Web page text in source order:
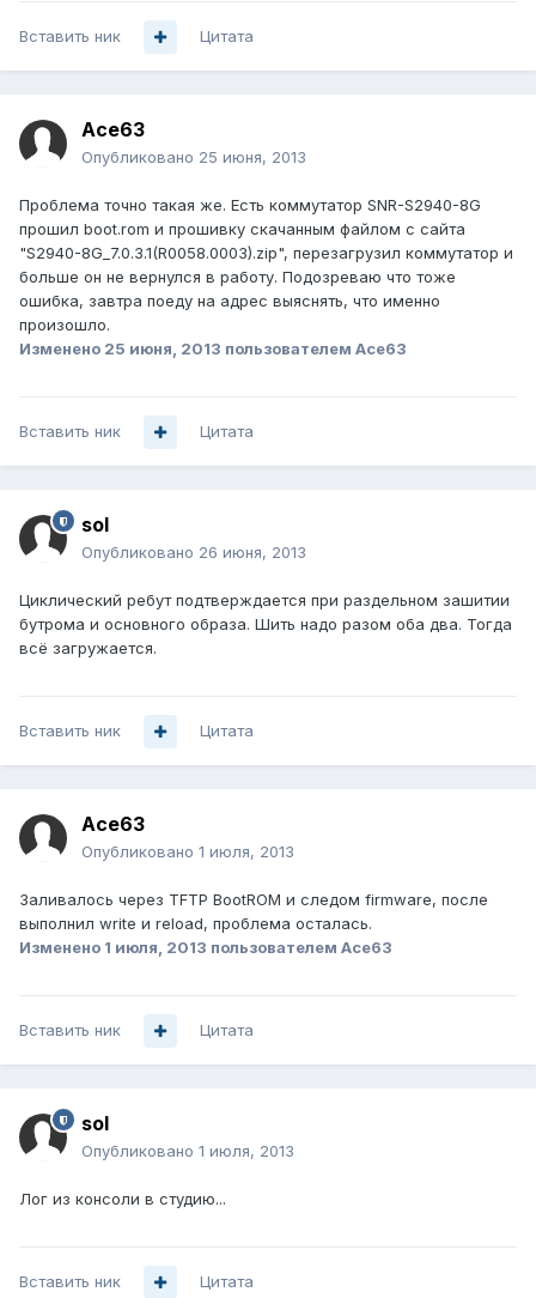
Вставить ник Цитата
Ace63
Опубликовано 25 июня, 2013
Проблема точно такая же. Есть коммутатор SNR-S2940-8G
прошил boot.rom и прошивку скачанным файлом с сайта
"S2940-8G_7.0.3.1(R0058.0003).zip", перезагрузил коммутатор и
больше он не вернулся в работу. Подозреваю что тоже
ошибка, завтра поеду на адрес выяснять, что именно
произошло.
Изменено 25 июня, 2013 пользователем Ace63
Вставить ник Цитата
sol
Опубликовано 26 июня, 2013
Циклический ребут подтверждается при раздельном зашитии
бутрома и основного образа. Шить надо разом оба два. Тогда
всё загружается.
Вставить ник Цитата
Ace63
Опубликовано 1 июля, 2013
Заливалось через TFTP BootROM и следом firmware, после
выполнил write и reload, проблема осталась.
Изменено 1 июля, 2013 пользователем Ace63
Вставить ник Цитата
sol
Опубликовано 1 июля, 2013
Лог из консоли в студию...
Вставить ник Цитата